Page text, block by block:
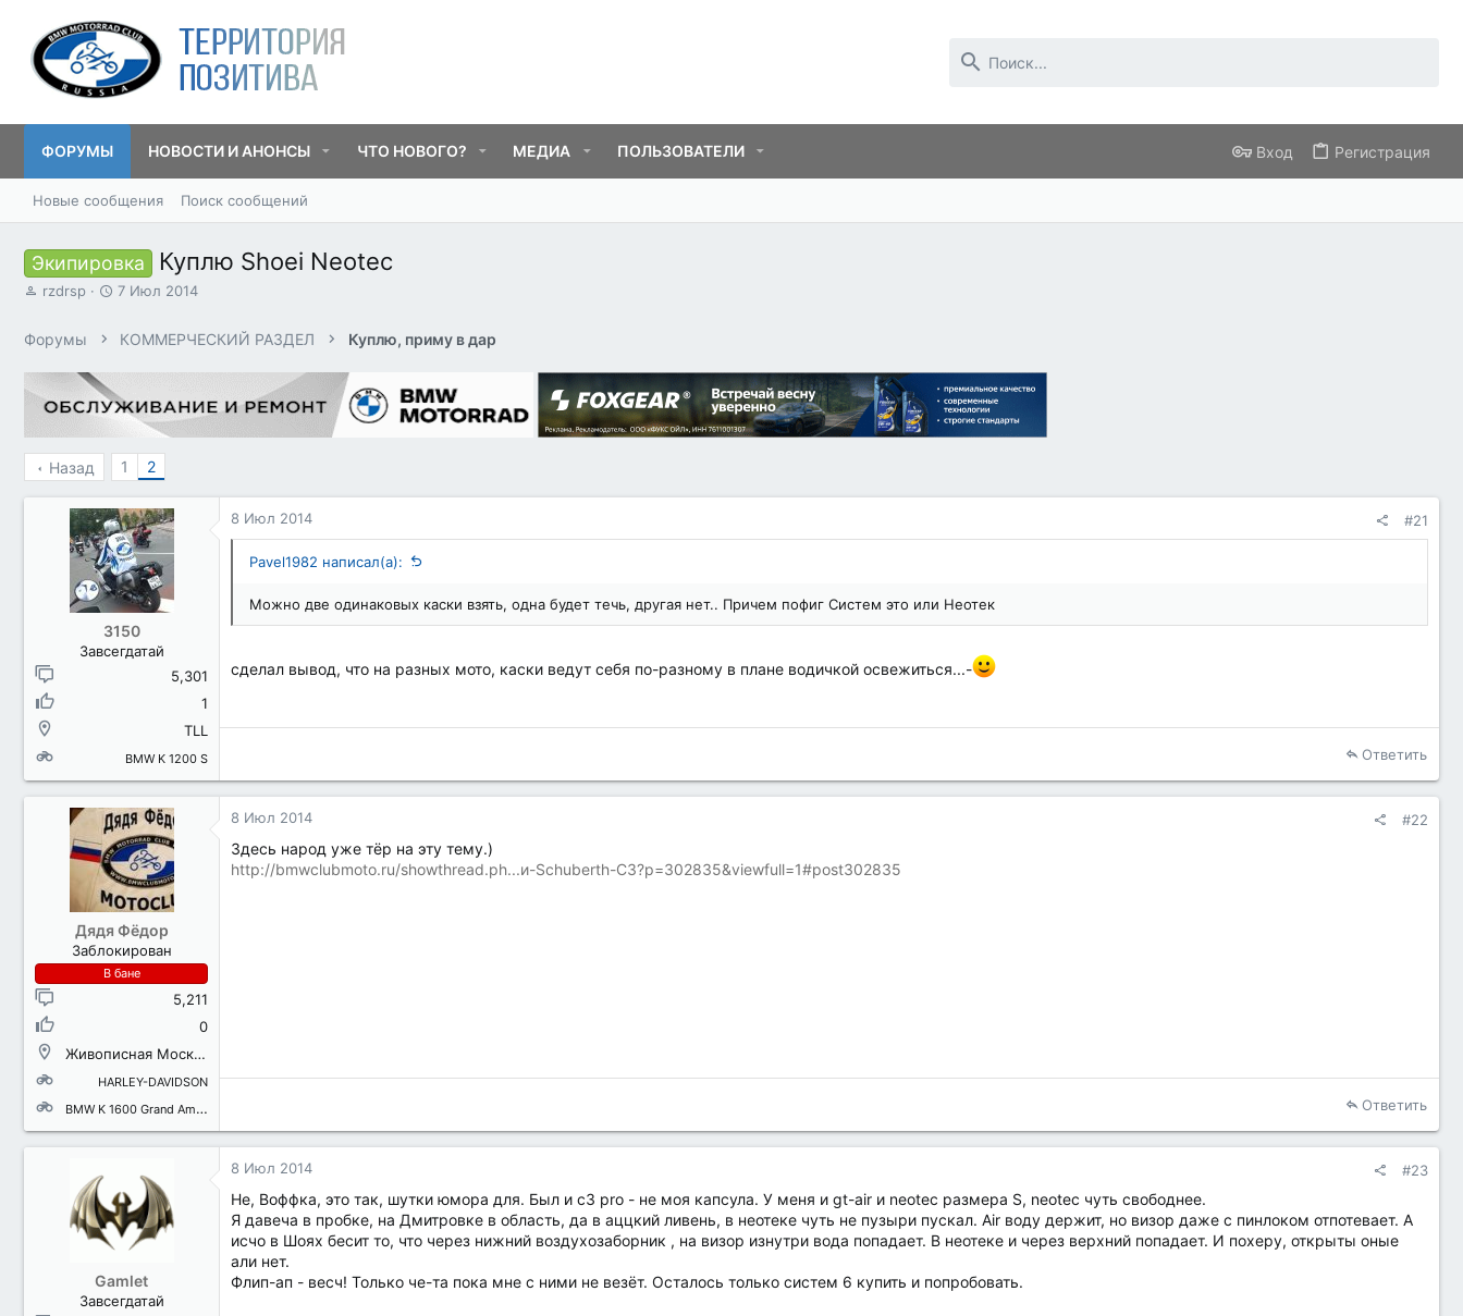
ФОРУМЫ НОВОСТИ И АНОНСЫ ЧТО НОВОГО? МЕДИА ПОЛЬЗОВАТЕЛИ Вход Регистрация
Новые сообщения Поиск сообщений
Экипировка Куплю Shoei Neotec
А
о
е
rzdrsp
Д
а
ч
а
7 Июл 2014
Форумы КОММЕРЧЕСКИЙ РАЗДЕЛ Куплю, приму в дар
Назад 1 2
3150
Завсегдатай
5,301
1
TLL
BMW K 1200 S
8 Июл 2014 #21
Pavel1982 написал(а):
Можно две одинаковых каски взять, одна будет течь, другая нет.. Причем пофиг Систем это или Неотек
сделал вывод, что на разных мото, каски ведут себя по-разному в плане водичкой освежиться...-
Ответить
Дядя Фёдор
Заблокирован
В бане
5,211
0
Живописная Москва
HARLEY-DAVIDSON
BMW K 1600 Grand America
8 Июл 2014 #22
Здесь народ уже тёр на эту тему.)
http://bmwclubmoto.ru/showthread.ph...и-Schuberth-C3?p=302835&viewfull=1#post302835
Ответить
Gamlet
Завсегдатай
8 Июл 2014 #23
Не, Воффка, это так, шутки юмора для. Был и с3 pro - не моя капсула. У меня и gt-air и neotec размера S, neotec чуть свободнее.
Я давеча в пробке, на Дмитровке в область, да в аццкий ливень, в неотеке чуть не пузыри пускал. Air воду держит, но визор даже с пинлоком отпотевает. А
исчо в Шоях бесит то, что через нижний воздухозаборник , на визор изнутри вода попадает. В неотеке и через верхний попадает. И похеру, открыты оные
али нет.
Флип-ап - весч! Только че-та пока мне с ними не везёт. Осталось только систем 6 купить и попробовать.